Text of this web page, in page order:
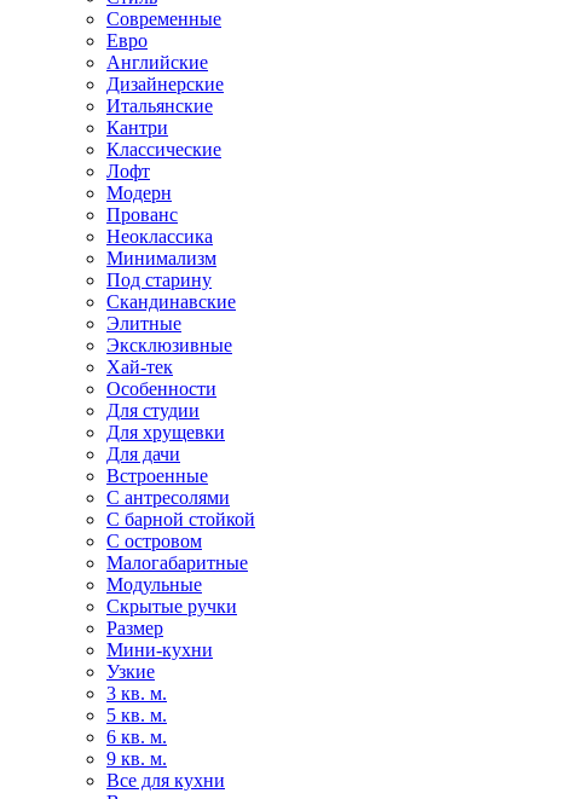
Современные
Евро
Английские
Дизайнерские
Итальянские
Кантри
Классические
Лофт
Модерн
Прованс
Неоклассика
Минимализм
Под старину
Скандинавские
Элитные
Эксклюзивные
Хай-тек
Особенности
Для студии
Для хрущевки
Для дачи
Встроенные
С антресолями
С барной стойкой
С островом
Малогабаритные
Модульные
Скрытые ручки
Размер
Мини-кухни
Узкие
3 кв. м.
5 кв. м.
6 кв. м.
9 кв. м.
Все для кухни